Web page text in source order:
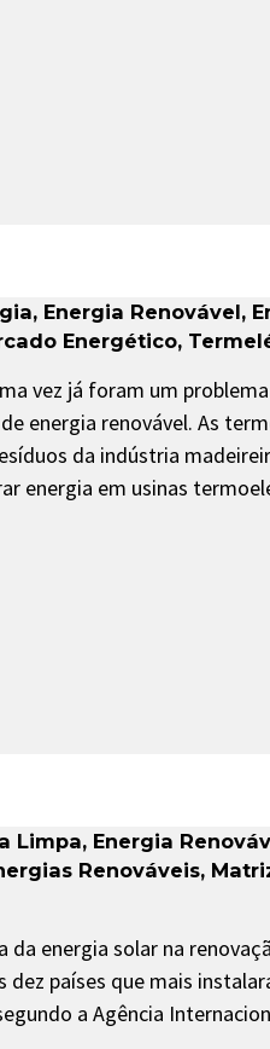
, Energia Renovável,
Energético,
vez já foram um
energia renovável. As
da indústria
energia em usinas
Limpa, Energia
Renováveis,
da energia solar na
dez países que mais
a Agência